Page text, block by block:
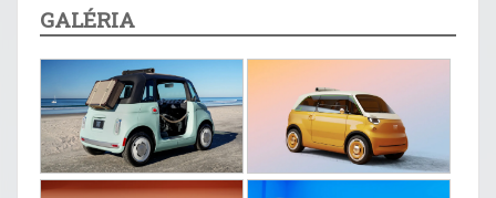
GALÉRIA